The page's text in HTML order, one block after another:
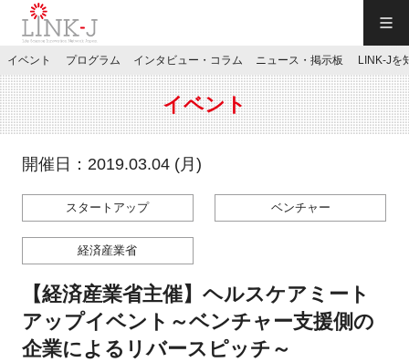
JP／EN
特別会員専用メニュー
お問い合わせ
イベント プログラム インタビュー・コラム ニュース・掲示板 LINK-Jを
イベント
開催日：2019.03.04 (月)
スタートアップ ベンチャー
経済産業省
【経済産業省主催】ヘルスケアミート
アップイベント～ベンチャー支援側の
企業によるリバースピッチ～